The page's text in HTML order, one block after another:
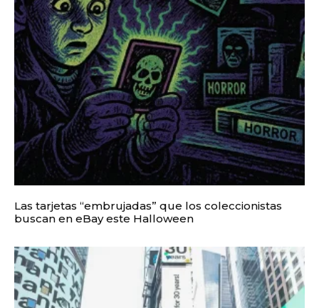
Las tarjetas “embrujadas” que los coleccionistas
buscan en eBay este Halloween